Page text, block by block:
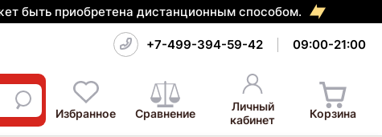
быть приобретена дистанционным способом.
+7-499-394-59-42 09:00-21:00
Избранное Сравнение
Личный
кабинет
Корзина